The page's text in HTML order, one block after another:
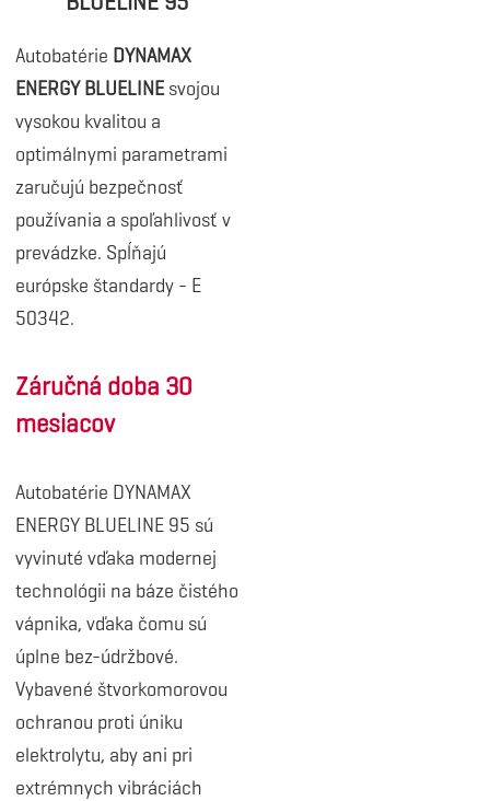
Autobatérie DYNAMAX
ENERGY BLUELINEsvojou
vysokou kvalitou a
optimálnymi parametrami
zaručujú bezpečnosť
používania a spoľahlivosť v
prevádzke. Spĺňajú
európske štandardy - E
50342.
Záručná doba 30
mesiacov
Autobatérie DYNAMAX
ENERGY BLUELINE 95 sú
vyvinuté vďaka modernej
technológii na báze čistého
vápnika, vďaka čomu sú
úplne bez-údržbové.
Vybavené štvorkomorovou
ochranou proti úniku
elektrolytu, aby ani pri
extrémnych vibráciách